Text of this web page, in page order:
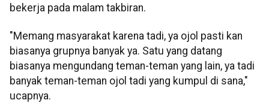
bekerja pada malam takbiran.
"Memang masyarakat karena tadi, ya ojol pasti kan
biasanya grupnya banyak ya. Satu yang datang
biasanya mengundang teman-teman yang lain, ya tadi
banyak teman-teman ojol tadi yang kumpul di sana,"
ucapnya.